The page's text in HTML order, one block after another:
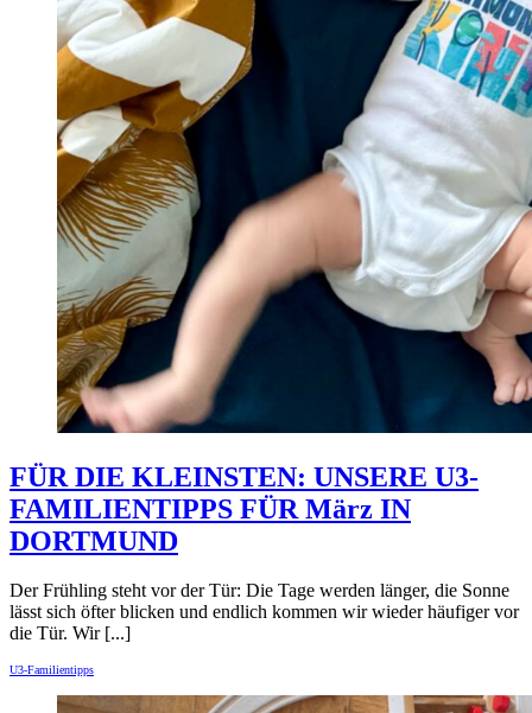
FÜR DIE KLEINSTEN: UNSERE U3-
FAMILIENTIPPS FÜR März IN
DORTMUND
Der Frühling steht vor der Tür: Die Tage werden länger, die Sonne
lässt sich öfter blicken und endlich kommen wir wieder häufiger vor
die Tür. Wir [...]
U3-Familientipps